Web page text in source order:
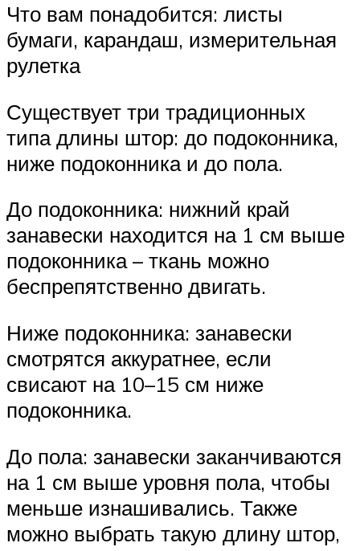
Что вам понадобится: листы
бумаги, карандаш, измерительная
рулетка
Существует три традиционных
типа длины штор: до подоконника,
ниже подоконника и до пола.
До подоконника: нижний край
занавески находится на 1 см выше
подоконника – ткань можно
беспрепятственно двигать.
Ниже подоконника: занавески
смотрятся аккуратнее, если
свисают на 10–15 см ниже
подоконника.
До пола: занавески заканчиваются
на 1 см выше уровня пола, чтобы
меньше изнашивались. Также
можно выбрать такую длину штор,